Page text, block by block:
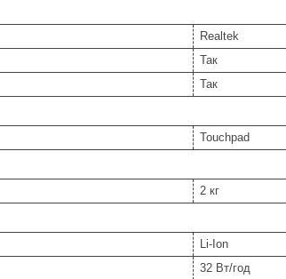
Realtek
Так
Так
Touchpad
2 кг
Li-Ion
32 Вт/год